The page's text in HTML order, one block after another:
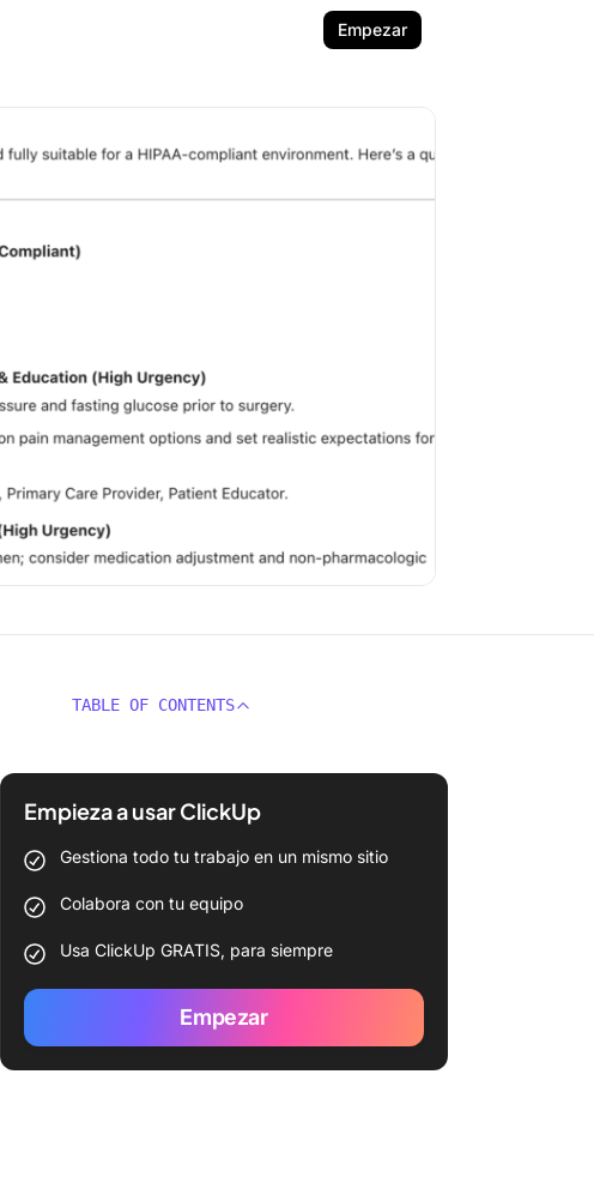
Empezar
TABLE OF CONTENTS
Empieza a usar ClickUp
Gestiona todo tu trabajo en un mismo sitio
Colabora con tu equipo
Usa ClickUp GRATIS, para siempre
Empezar